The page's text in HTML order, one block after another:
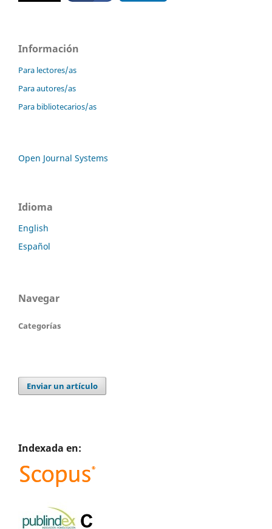
Información
Para lectores/as
Para autores/as
Para bibliotecarios/as
Open Journal Systems
Idioma
English
Español
Navegar
Categorías
Enviar un artículo
Indexada en: